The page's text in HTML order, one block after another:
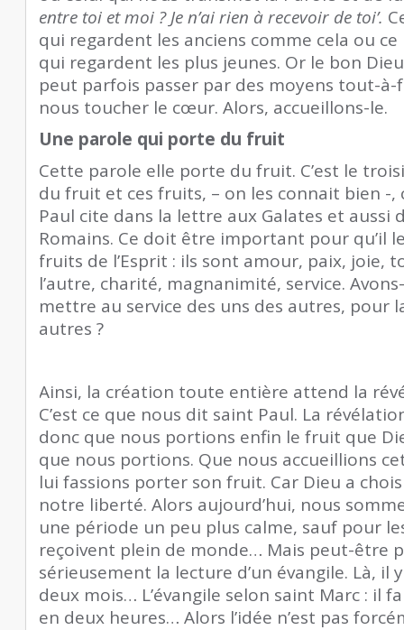
entre toi et moi ? Je n’ai rien à recevoir de toi’.
qui regardent les anciens comme cela ou
qui regardent les plus jeunes. Or le bon
peut parfois passer par des moyens tout-
nous toucher le cœur. Alors, accueillons-le.
Une parole qui porte du fruit
Cette parole elle porte du fruit. C’est le
du fruit et ces fruits, – on les connait bien -,
Paul cite dans la lettre aux Galates et aussi
Romains. Ce doit être important pour qu’il
fruits de l’Esprit : ils sont amour, paix, joie,
l’autre, charité, magnanimité, service.
mettre au service des uns des autres, pour
autres ?
Ainsi, la création toute entière attend la
C’est ce que nous dit saint Paul. La
donc que nous portions enfin le fruit que
que nous portions. Que nous accueillions
lui fassions porter son fruit. Car Dieu a
notre liberté. Alors aujourd’hui, nous
une période un peu plus calme, sauf pour
reçoivent plein de monde… Mais peut-être
sérieusement la lecture d’un évangile. Là, il
deux mois… L’évangile selon saint Marc : il
en deux heures… Alors l’idée n’est pas